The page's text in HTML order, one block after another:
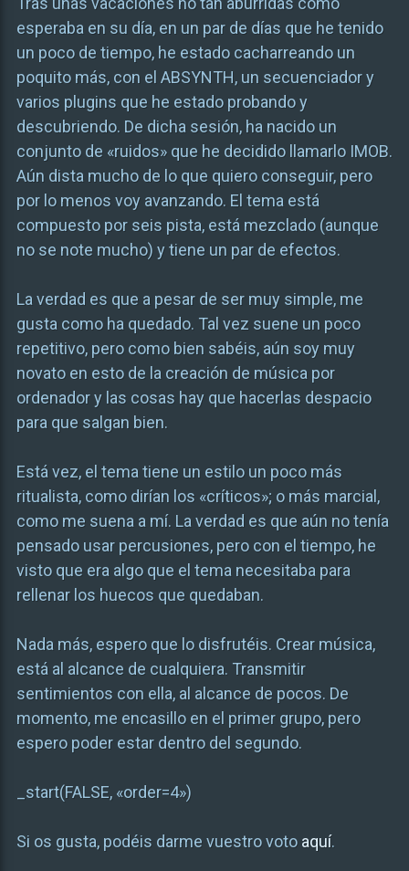
esperaba en su día, en un par de días que he tenido
un poco de tiempo, he estado cacharreando un
poquito más, con el ABSYNTH, un secuenciador y
varios plugins que he estado probando y
descubriendo. De dicha sesión, ha nacido un
conjunto de «ruidos» que he decidido llamarlo IMOB.
Aún dista mucho de lo que quiero conseguir, pero
por lo menos voy avanzando. El tema está
compuesto por seis pista, está mezclado (aunque
no se note mucho) y tiene un par de efectos.
La verdad es que a pesar de ser muy simple, me
gusta como ha quedado. Tal vez suene un poco
repetitivo, pero como bien sabéis, aún soy muy
novato en esto de la creación de música por
ordenador y las cosas hay que hacerlas despacio
para que salgan bien.
Está vez, el tema tiene un estilo un poco más
ritualista, como dirían los «críticos»; o más marcial,
como me suena a mí. La verdad es que aún no tenía
pensado usar percusiones, pero con el tiempo, he
visto que era algo que el tema necesitaba para
rellenar los huecos que quedaban.
Nada más, espero que lo disfrutéis. Crear música,
está al alcance de cualquiera. Transmitir
sentimientos con ella, al alcance de pocos. De
momento, me encasillo en el primer grupo, pero
espero poder estar dentro del segundo.
_start(FALSE, «order=4»)
Si os gusta, podéis darme vuestro voto aquí.